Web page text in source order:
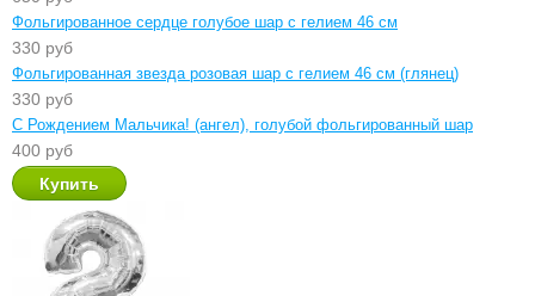
Фольгированное сердце голубое шар с гелием 46 см
330 руб
Фольгированная звезда розовая шар с гелием 46 см (глянец)
330 руб
С Рождением Мальчика! (ангел), голубой фольгированный шар
400 руб